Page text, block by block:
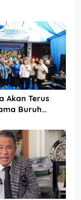
Akan Terus
Buruh